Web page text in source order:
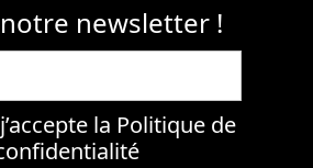
newsletter !
la Politique de